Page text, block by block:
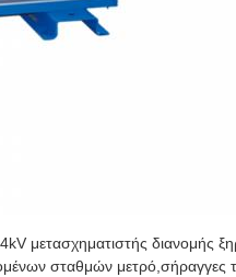
μετασχηματιστής διανομής
σταθμών